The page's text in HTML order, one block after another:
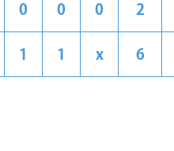
0 0 0 2
1 1 x 6